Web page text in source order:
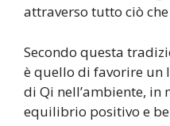
attraverso tutto ciò
Secondo questa
è quello di favorire un
di Qi nell’ambiente, in
equilibrio positivo e